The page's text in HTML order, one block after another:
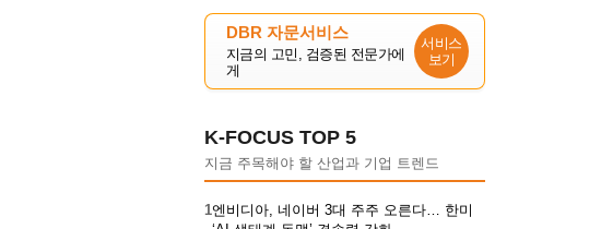
DBR 자문서비스
지금의 고민, 검증된 전문가에
게
서비스
보기
K-FOCUS TOP 5
지금 주목해야 할 산업과 기업 트렌드
1엔비디아, 네이버 3대 주주 오른다… 한미